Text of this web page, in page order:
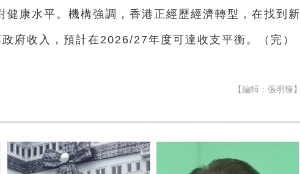
健康水平。機構強調，香港正經歷經濟轉型，在找到新
府收入，預計在2026/27年度可達收支平衡。（完）
【編輯：張明臻】